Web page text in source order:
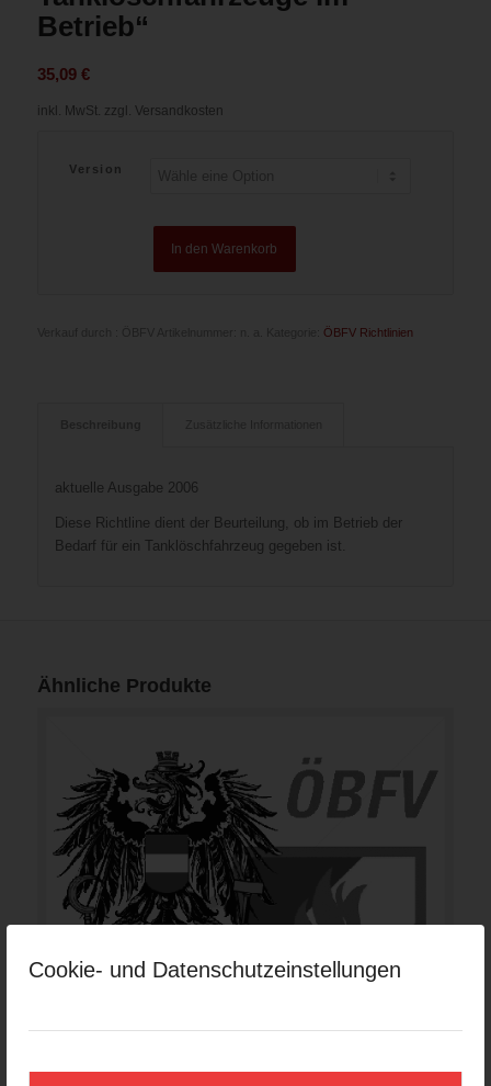
Cookie- und Datenschutzeinstellungen
Betrieb“
35,09 €
inkl. MwSt. zzgl. Versandkosten
Version
In den Warenkorb
ÖBFV Richtlinien
aktuelle Ausgabe 2006
Diese Richtline dient der Beurteilung, ob im Betrieb der
Bedarf für ein Tanklöschfahrzeug gegeben ist.
Ähnliche Produkte